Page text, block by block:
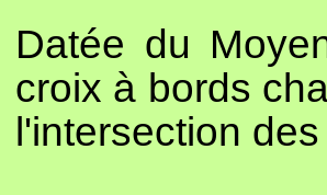
Datée du
croix à bords
l'intersection